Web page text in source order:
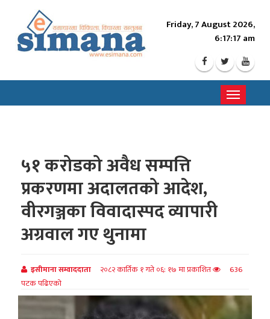
Friday, 7 August 2026,
6:17:19 am
Toggle
५१ करोडको अवैध सम्पत्ति
प्रकरणमा अदालतको आदेश,
वीरगञ्जका विवादास्पद व्यापारी
अग्रवाल गए थुनामा
इसीमाना सम्वाददाता २०८२ कार्तिक १ गते ०६: १७ मा प्रकाशित
636
पटक पढिएको